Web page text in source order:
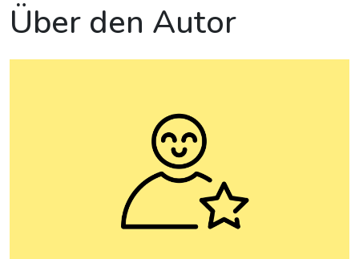
Über den Autor